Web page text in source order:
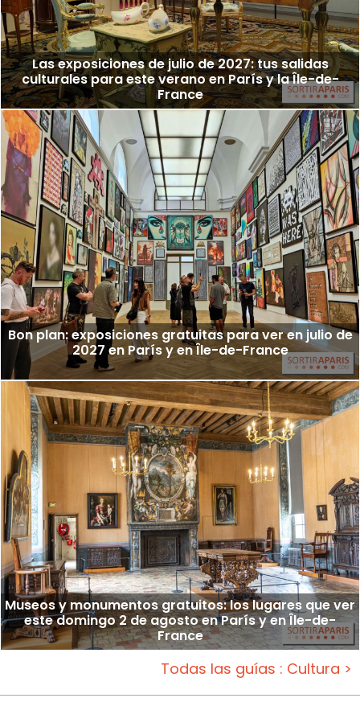
Las exposiciones de julio de 2027: tus salidas
culturales para este verano en París y la Île-de-
France
Bon plan: exposiciones gratuitas para ver en julio de
2027 en París y en Île-de-France
Museos y monumentos gratuitos: los lugares que ver
este domingo 2 de agosto en París y en Île-de-
France
Todas las guías : Cultura >